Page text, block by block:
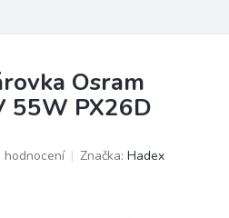
Osram
55W PX26D
hodnocení Značka: Hadex